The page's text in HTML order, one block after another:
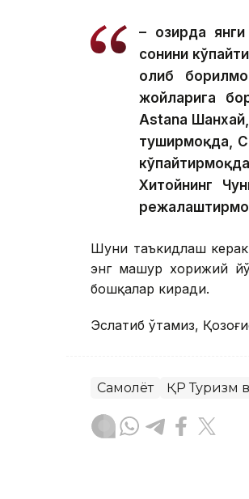
– Ҳозирда
сонини
олиб
жойларига
Astana
туширмоқда,
Хитойнинг
Шуни таъкидлаш
энг машҳур хорижий
бошқалар киради.
Эслатиб ўтамиз,
Самолёт ҚР Туризм